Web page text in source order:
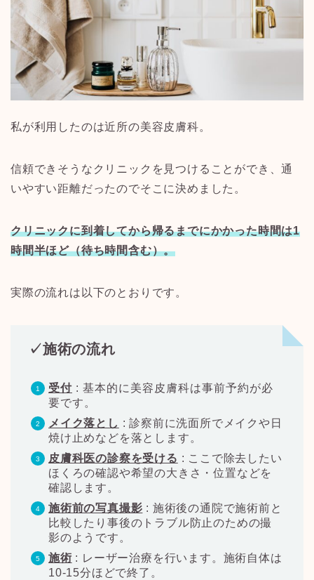
私が利用したのは近所の美容皮膚科。
信頼できそうなクリニックを見つけることができ、通
いやすい距離だったのでそこに決めました。
クリニックに到着してから帰るまでにかかった時間は1
時間半ほど（待ち時間含む）。
実際の流れは以下のとおりです。
✓施術の流れ
受付 : 基本的に美容皮膚科は事前予約が必
要です。
メイク落とし :診察前に洗面所でメイクや日
焼け止めなどを落とします。
皮膚科医の診察を受ける : ここで除去したい
ほくろの確認や希望の大きさ・位置などを
確認します。
施術前の写真撮影 : 施術後の通院で施術前と
比較したり事後のトラブル防止のための撮
影のようです。
施術 : レーザー治療を行います。施術自体は
10-15分ほどで終了。